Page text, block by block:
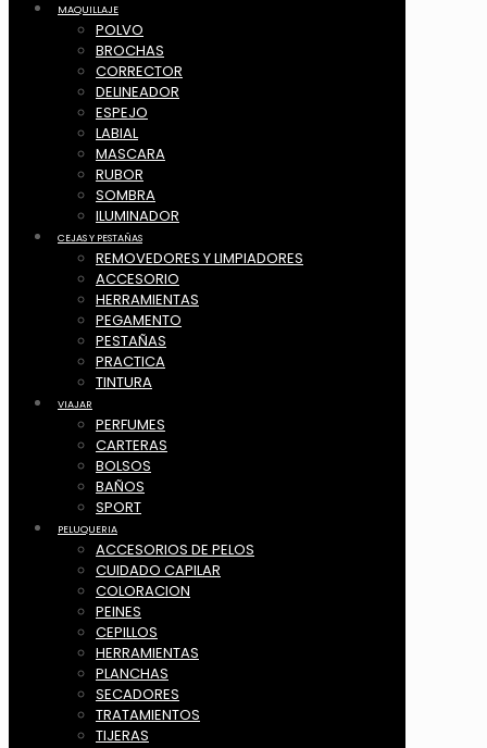
MAQUILLAJE
POLVO
BROCHAS
CORRECTOR
DELINEADOR
ESPEJO
LABIAL
MASCARA
RUBOR
SOMBRA
ILUMINADOR
CEJAS Y PESTAÑAS
REMOVEDORES Y LIMPIADORES
ACCESORIO
HERRAMIENTAS
PEGAMENTO
PESTAÑAS
PRACTICA
TINTURA
VIAJAR
PERFUMES
CARTERAS
BOLSOS
BAÑOS
SPORT
PELUQUERIA
ACCESORIOS DE PELOS
CUIDADO CAPILAR
COLORACION
PEINES
CEPILLOS
HERRAMIENTAS
PLANCHAS
SECADORES
TRATAMIENTOS
TIJERAS